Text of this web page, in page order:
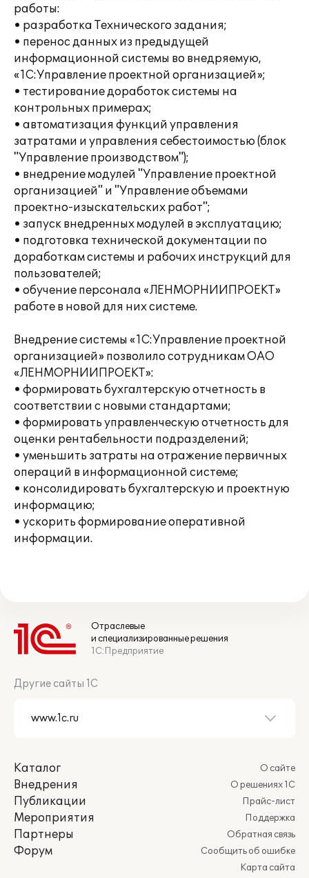
работы:
• разработка Технического задания;
• перенос данных из предыдущей
информационной системы во внедряемую,
«1С:Управление проектной организацией»;
• тестирование доработок системы на
контрольных примерах;
• автоматизация функций управления
затратами и управления себестоимостью (блок
"Управление производством");
• внедрение модулей "Управление проектной
организацией" и "Управление объемами
проектно-изыскательских работ";
• запуск внедренных модулей в эксплуатацию;
• подготовка технической документации по
доработкам системы и рабочих инструкций для
пользователей;
• обучение персонала «ЛЕНМОРНИИПРОЕКТ»
работе в новой для них системе.
Внедрение системы «1С:Управление проектной
организацией» позволило сотрудникам ОАО
«ЛЕНМОРНИИПРОЕКТ»:
• формировать бухгалтерскую отчетность в
соответствии с новыми стандартами;
• формировать управленческую отчетность для
оценки рентабельности подразделений;
• уменьшить затраты на отражение первичных
операций в информационной системе;
• консолидировать бухгалтерскую и проектную
информацию;
• ускорить формирование оперативной
информации.
Отраслевые
и специализированные решения
1С:Предприятие
Другие сайты 1С
Каталог
Внедрения
Публикации
Мероприятия
Партнеры
Форум
О сайте
О решениях 1С
Прайс-лист
Поддержка
Обратная связь
Сообщить об ошибке
Карта сайта